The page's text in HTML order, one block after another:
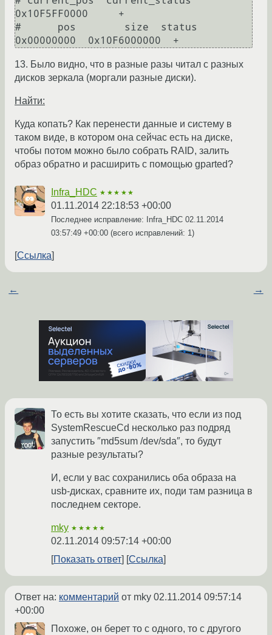
0x10F5FF0000     +
#      pos        size  status
13. Было видно, что в разные разы читал с разных
дисков зеркала (моргали разные диски).
Найти:
Куда копать? Как перенести данные и систему в
таком виде, в котором она сейчас есть на диске,
чтобы потом можно было собрать RAID, залить
образ обратно и расширить с помощью gparted?
Infra_HDC ★★★★★
01.11.2014 22:18:53 +00:00
Последнее исправление: Infra_HDC 02.11.2014
03:57:49 +00:00 (всего исправлений: 1)
Ссылка
← →
То есть вы хотите сказать, что если из под
SystemRescueCd несколько раз подряд
запустить ″md5sum /dev/sda″, то будут
разные результаты?
И, если у вас сохранились оба образа на
usb-дисках, сравните их, поди там разница в
последнем секторе.
mky ★★★★★
02.11.2014 09:57:14 +00:00
Показать ответ
Ссылка
Ответ на: комментарий от mky 02.11.2014 09:57:14
+00:00
Похоже, он берет то с одного, то с другого